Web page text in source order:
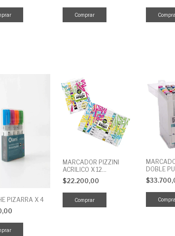
PIZARRA X 4
MARCADOR PIZZINI
ACRILICO X 12
COLORES
$22.200,00
DOBLE